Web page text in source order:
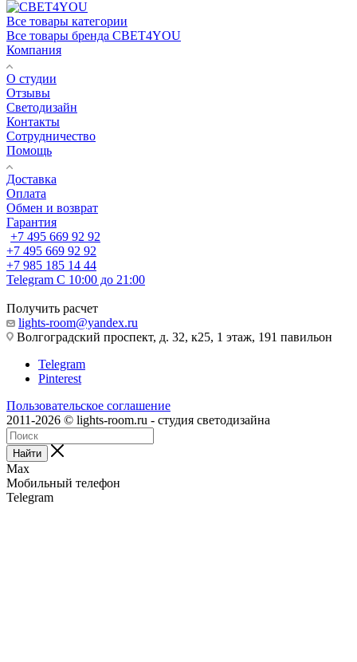
Все товары категории
Все товары бренда СВЕТ4YOU
Компания
О студии
Отзывы
Светодизайн
Контакты
Сотрудничество
Помощь
Доставка
Оплата
Обмен и возврат
Гарантия
+7 495 669 92 92
+7 495 669 92 92
+7 985 185 14 44
Telegram С 10:00 до 21:00
Получить расчет
lights-room@yandex.ru
Волгоградский проспект, д. 32, к25, 1 этаж, 191 павильон
Telegram
Pinterest
Пользовательское соглашение
2011-2026 © lights-room.ru - студия светодизайна
Найти
Max
Мобильный телефон
Telegram